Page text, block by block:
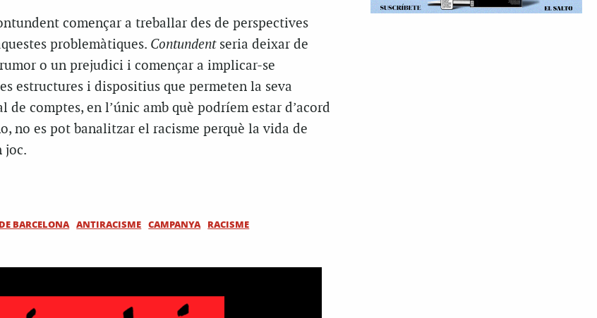
començar a treballar des de perspectives
problemàtiques. Contundentseria deixar de
o un prejudici i començar a implicar-se
estructures i dispositius que permeten la seva
de comptes, en l’únic amb què podríem estar d’acord
no es pot banalitzar el racisme perquè la vida de
joc.
BARCELONA ANTIRACISME CAMPANYA RACISME